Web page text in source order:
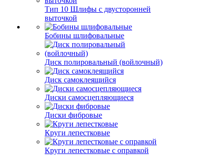
Тип 10 Шлифы с двусторонней
выточкой
Бобины шлифовальные
Диск полировальный (войлочный)
Диск самоклеящийся
Диски самосцепляющиеся
Диски фибровые
Круги лепестковые
Круги лепестковые с оправкой